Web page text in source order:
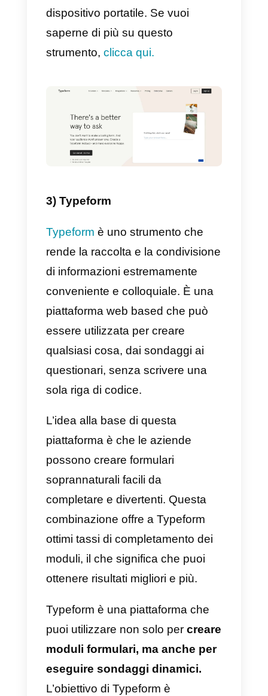
appositamente progettato per i
team di supporto, vendita e
significa che puoi collegare
diversi canali di comunicazione
comeWhatsApp, Telegram,
Instagram o Facebook
clienti in modo collaborativo
funzionalità aggiuntive.
Tra le diverse funzionalità di cui
dispone Callbell, abbiamo il
routing automatico che, in poche
parole, ci consente di assistere
immediatamente ogni cliente che
scrive alla tua azienda. Il routing
mostrerà le opzioni
da te che alla fine
reindirizzeranno a un agente
responsabile dell’area
corrispondente alla domanda o al
a questo, abbiamo le etichette
che funzionano per definire le
diverse fasi di una lead, live chat
interna tramite note tra i